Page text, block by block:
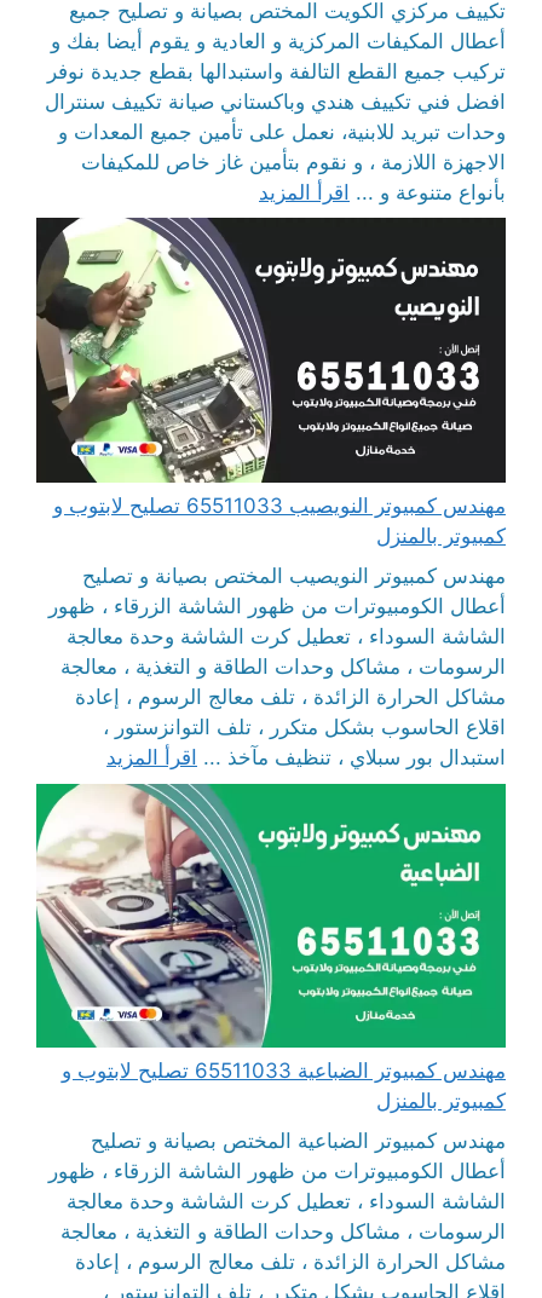
تكييف مركزي الكويت المختص بصيانة و تصليح جميع
أعطال المكيفات المركزية و العادية و يقوم أيضا بفك و
تركيب جميع القطع التالفة واستبدالها بقطع جديدة نوفر
افضل فني تكييف هندي وباكستاني صيانة تكييف سنترال
وحدات تبريد للابنية، نعمل على تأمين جميع المعدات و
الاجهزة اللازمة ، و نقوم بتأمين غاز خاص للمكيفات
بأنواع متنوعة و ... اقرأ المزيد
مهندس كمبيوتر النويصيب 65511033 تصليح لابتوب و
كمبيوتر بالمنزل
مهندس كمبيوتر النويصيب المختص بصيانة و تصليح
أعطال الكومبيوترات من ظهور الشاشة الزرقاء ، ظهور
الشاشة السوداء ، تعطيل كرت الشاشة وحدة معالجة
الرسومات ، مشاكل وحدات الطاقة و التغذية ، معالجة
مشاكل الحرارة الزائدة ، تلف معالج الرسوم ، إعادة
اقلاع الحاسوب بشكل متكرر ، تلف التوانزستور ،
استبدال بور سبلاي ، تنظيف مآخذ ... اقرأ المزيد
مهندس كمبيوتر الضباعية 65511033 تصليح لابتوب و
كمبيوتر بالمنزل
مهندس كمبيوتر الضباعية المختص بصيانة و تصليح
أعطال الكومبيوترات من ظهور الشاشة الزرقاء ، ظهور
الشاشة السوداء ، تعطيل كرت الشاشة وحدة معالجة
الرسومات ، مشاكل وحدات الطاقة و التغذية ، معالجة
مشاكل الحرارة الزائدة ، تلف معالج الرسوم ، إعادة
اقلاع الحاسوب بشكل متكرر ، تلف التوانزستور ،